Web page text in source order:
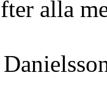
alla